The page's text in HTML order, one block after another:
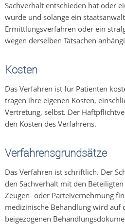
Sachverhalt entschieden hat oder
wurde und solange ein
Ermittlungsverfahren oder ein
wegen derselben Tatsachen
Kosten
Das Verfahren ist für Patienten
tragen ihre eigenen Kosten,
Vertretung, selbst. Der
den Kosten des Verfahrens.
Verfahrensgrundsätze
Das Verfahren ist schriftlich. Der
den Sachverhalt mit den
Zeugen- oder Parteivernehmung
medizinische Behandlung wird auf
beigezogenen